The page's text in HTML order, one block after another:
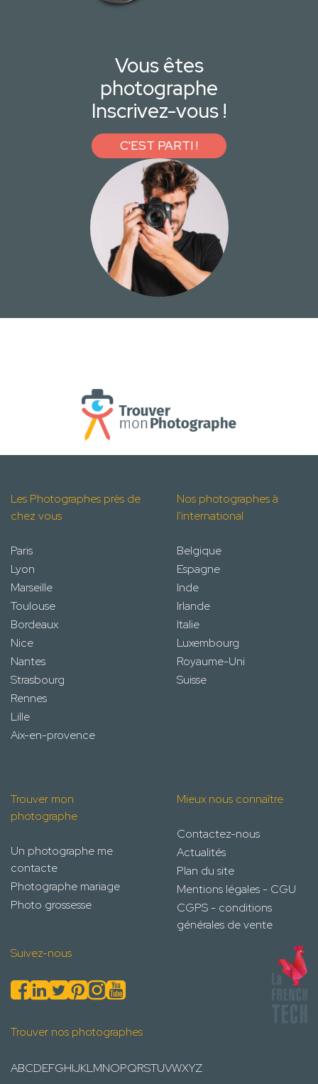
Vous êtes
photographe
Inscrivez-vous !
C'EST PARTI !
Les Photographes près de
chez vous
Paris
Lyon
Marseille
Toulouse
Bordeaux
Nice
Nantes
Strasbourg
Rennes
Lille
Aix-en-provence
Nos photographes à
l'international
Belgique
Espagne
Inde
Irlande
Italie
Luxembourg
Royaume-Uni
Suisse
Trouver mon
photographe
Un photographe me
contacte
Photographe mariage
Photo grossesse
Mieux nous connaître
Contactez-nous
Actualités
Plan du site
Mentions légales - CGU
CGPS - conditions
générales de vente
Suivez-nous
Trouver nos photographes
ABCDEFGHIJKLMNOPQRSTUVWXYZ